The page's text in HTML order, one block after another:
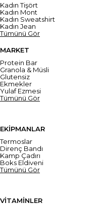
Kadın Tişört
Kadın Mont
Kadın Sweatshirt
Kadın Jean
Tümünü Gör
MARKET
Protein Bar
Granola & Müsli
Glutensiz
Ekmekler
Yulaf Ezmesi
Tümünü Gör
EKİPMANLAR
Termoslar
Direnç Bandı
Kamp Çadırı
Boks Eldiveni
Tümünü Gör
VİTAMİNLER